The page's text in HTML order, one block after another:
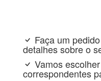
Faça um
detalhes sobre o
Vamos
correspondentes